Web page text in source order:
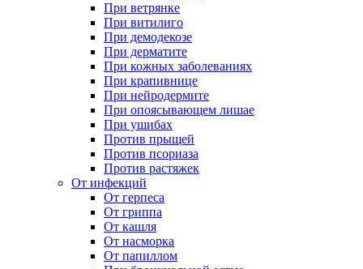
При ветрянке
При витилиго
При демодекозе
При дерматите
При кожных заболеваниях
При крапивнице
При нейродермите
При опоясывающем лишае
При ушибах
Против прыщей
Против псориаза
Против растяжек
От инфекций
От герпеса
От гриппа
От кашля
От насморка
От папиллом